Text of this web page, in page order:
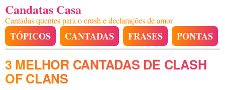
Candatas Casa
Cantadas quentes para o crush e declarações de amor
TÓPICOS CANTADAS FRASES PONTAS
3 MELHOR CANTADAS DE CLASH
OF CLANS